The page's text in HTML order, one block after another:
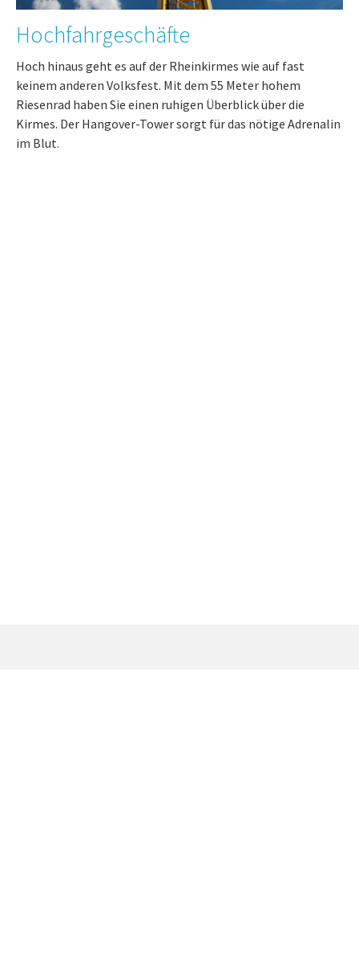
Hochfahrgeschäfte
Hoch hinaus geht es auf der Rheinkirmes wie auf fast
keinem anderen Volksfest. Mit dem 55 Meter hohem
Riesenrad haben Sie einen ruhigen Überblick über die
Kirmes. Der Hangover-Tower sorgt für das nötige Adrenalin
im Blut.